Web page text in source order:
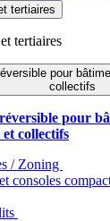
tertiaires
tertiaires
pour
collectifs
pour
collectifs
/ Zoning
consoles